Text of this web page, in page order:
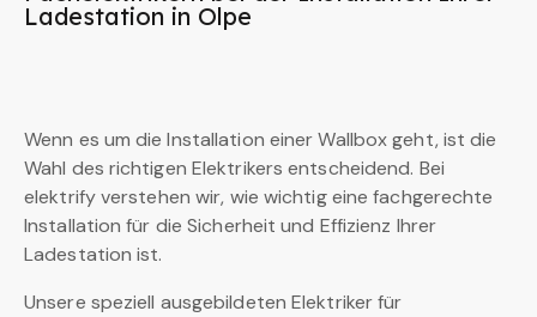
Ladestation in Olpe
Wenn es um die Installation einer Wallbox geht, ist die
Wahl des richtigen Elektrikers entscheidend. Bei
elektrify verstehen wir, wie wichtig eine fachgerechte
Installation für die Sicherheit und Effizienz Ihrer
Ladestation ist.
Unsere speziell ausgebildeten Elektriker für